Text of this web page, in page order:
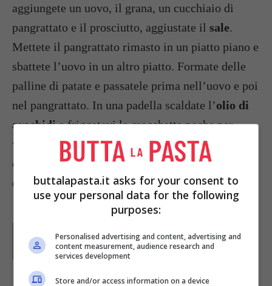
aggiungete un uovo, il grana, un cucchiaio di
pangrattato e il prosciutto, aggiustate il sale.
Mettete il pangrattato rimasto in un piatto piano e
sbattete l’uovo in un altro piatto. Formate delle
palline di patate e passatele prima nell’uovo e poi
nel pangrattato. In una padella scaldate l’olio di
arachidie friggetevi le crocchette poche per
volta girandole con la paletta. Scolatele sulla
carta da cucina e servitele con il prosciutto a
cuori e stelline.
buttalapasta.it asks for your consent to
use your personal data for the following
purposes:
Personalised advertising and content, advertising and
content measurement, audience research and
services development
Store and/or access information on a device